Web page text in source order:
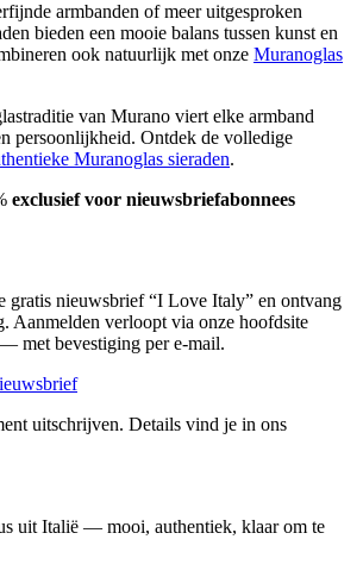
armbanden of meer uitgesproken
bieden een mooie balans tussen kunst en
ook natuurlijk met onze Muranoglas
van Murano viert elke armband
persoonlijkheid. Ontdek de volledige
Muranoglas sieraden.
exclusief voor nieuwsbriefabonnees
gratis nieuwsbrief “I Love Italy” en ontvang
Aanmelden verloopt via onze hoofdsite
met bevestiging per e-mail.
uitschrijven. Details vind je in ons
uit Italië — mooi, authentiek, klaar om te